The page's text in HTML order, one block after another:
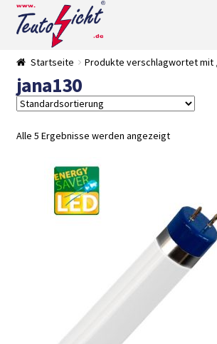
Zur
Navigation
springen
Springe
zum
Startseite Produkte verschlagwortet mit
jana130
Alle 5 Ergebnisse werden angezeigt